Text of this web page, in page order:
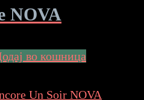
NOVA
во кошница